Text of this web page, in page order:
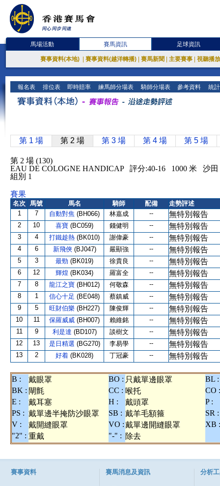
馬場活動 賽馬資訊 足球資訊
賽事資料(本地) 賽事資料(越洋轉播) 賽馬新聞 主要賽事 視聽播
報名表 排位表 即時賠率 練馬師分場表 騎師分場表 參考資料 統
第 1 場 第 2 場 第 3 場 第 4 場 第 5 場
第 2 場 (130)
EAU DE COLOGNE HANDICAP 評分:40-16 1000 米 沙
組別 1
賽果
名次 馬號 馬名 騎師 配備
走勢評述
1
7 自動對焦 (BH066) 林嘉成 -- 無特別報告
2 10 喜寶 (BC059) 錢健明 -- 無特別報告
3 4 打鐵趁熱 (BK010) 謝偉豪 -- 無特別報告
4 6 新飛俠 (BJ047) 嚴顯強 -- 無特別報告
5 3 最勁 (BK019) 徐貴良 -- 無特別報告
6 12 輝煌 (BK034) 羅富全 -- 無特別報告
7 8 龍江之寶 (BH012) 何敬森 -- 無特別報告
8 1 信心十足 (BE048) 蔡鎮威 -- 無特別報告
9 5 旺財伯樂 (BH227) 陳俊輝 -- 無特別報告
10 11 保羅威威 (BH007) 賴維銘 -- 無特別報告
11 9 利是達 (BD107) 談樹文 -- 無特別報告
12 13 是日精選 (BG270) 李易學 -- 無特別報告
13 2 好着 (BK028) 丁冠豪 -- 無特別報告
B : 戴眼罩 BO : 只戴單邊眼罩
BL :
BK : 閘氈 CC : 喉托
CO :
E :
戴耳塞 H : 戴頭罩
P :
PS : 戴單邊半掩防沙眼罩 SB : 戴羊毛額箍
SR :
V :
戴開縫眼罩 VO :戴單邊開縫眼罩
XB :
"2" : 重戴 "-" : 除去
賽事資料 賽馬消息及資訊 分析